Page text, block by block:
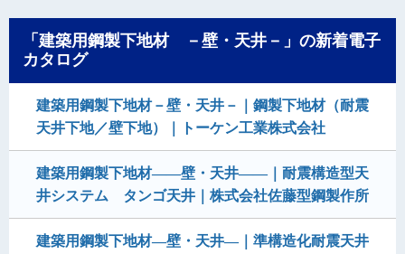
「建築用鋼製下地材 －壁・天井－」の新着電子
カタログ
建築用鋼製下地材－壁・天井－｜鋼製下地材（耐震
天井下地／壁下地）｜トーケン工業株式会社
建築用鋼製下地材——壁・天井——｜耐震構造型天
井システム タンゴ天井｜株式会社佐藤型鋼製作所
建築用鋼製下地材―壁・天井―｜準構造化耐震天井